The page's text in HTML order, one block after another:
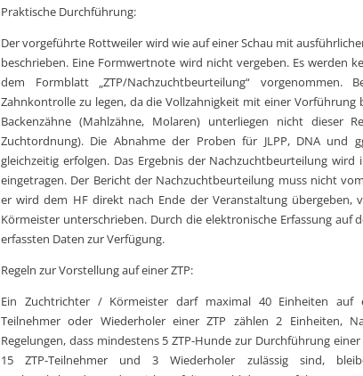
Praktische Durchführung:
Der vorgeführte Rottweiler wird wie auf einer Schau mit
beschrieben. Eine Formwertnote wird nicht vergeben. Es werden
dem Formblatt „ZTP/Nachzuchtbeurteilung“
Zahnkontrolle zu legen, da die Vollzahnigkeit mit einer
Backenzähne (Mahlzähne, Molaren) unterliegen nicht dieser
Zuchtordnung). Die Abnahme der Proben für JLPP, DNA und
gleichzeitig erfolgen. Das Ergebnis der Nachzuchtbeurteilung wird
eingetragen. Der Bericht der Nachzuchtbeurteilung muss nicht
er wird dem HF direkt nach Ende der Veranstaltung übergeben,
Körmeister unterschrieben. Durch die elektronische Erfassung auf
erfassten Daten zur Verfügung.
Regeln zur Vorstellung auf einer ZTP:
Ein Zuchtrichter / Körmeister darf maximal 40 Einheiten auf
Teilnehmer oder Wiederholer einer ZTP zählen 2 Einheiten,
Regelungen, dass mindestens 5 ZTP-Hunde zur Durchführung
15 ZTP-Teilnehmer und 3 Wiederholer zulässig sind,